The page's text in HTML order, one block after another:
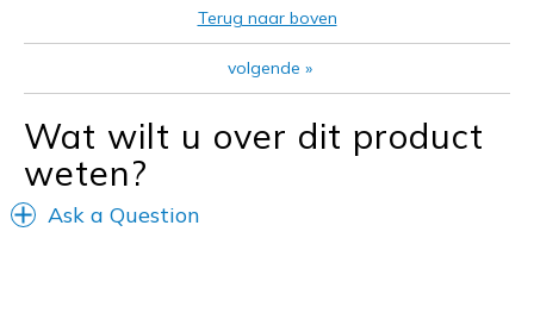
Terug naar boven
volgende »
Wat wilt u over dit product
weten?
Ask a Question